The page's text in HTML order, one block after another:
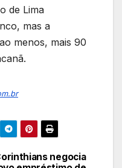
de Lima
mas a
menos, mais 90
negocia